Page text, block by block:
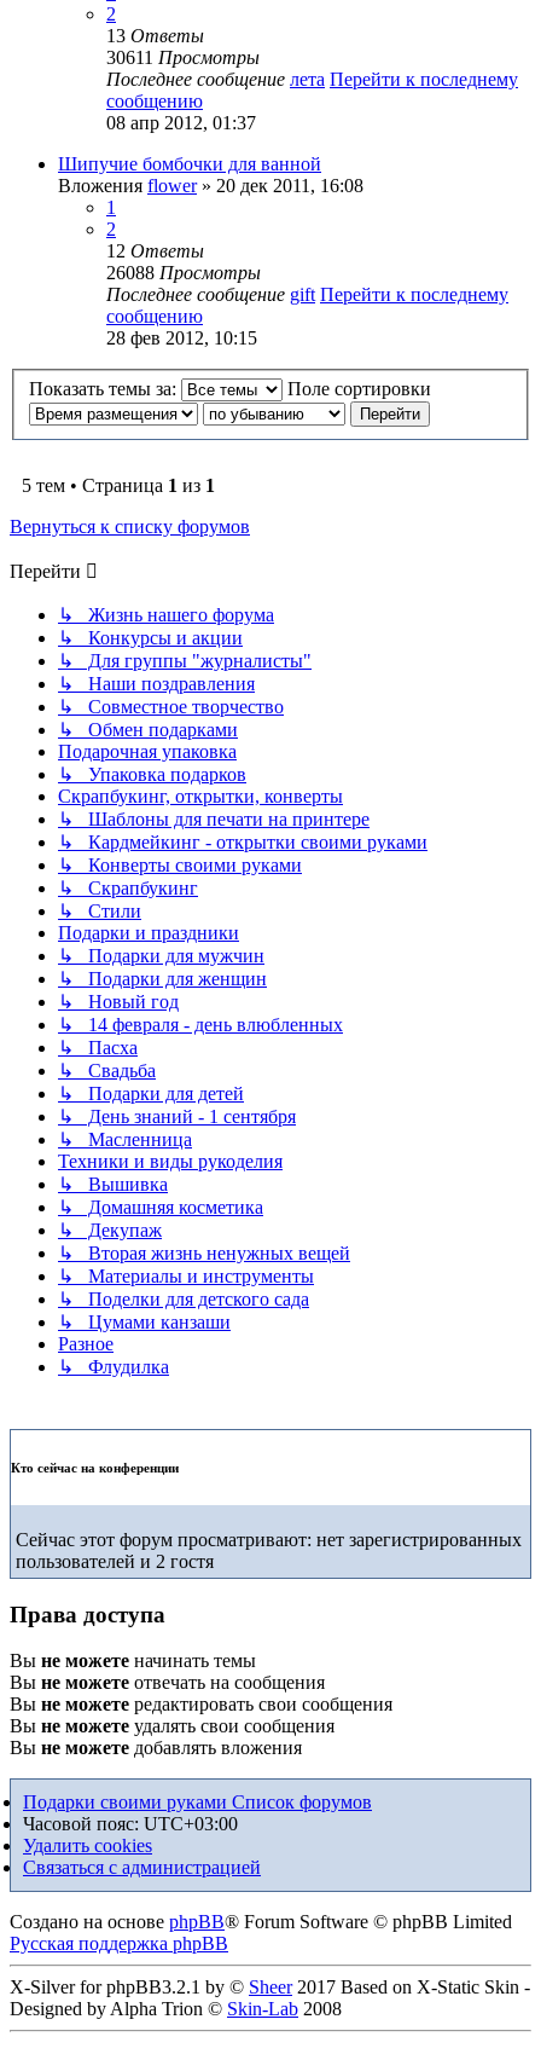
2
13 Ответы
30611 Просмотры
Последнее сообщение лета Перейти к последнему
сообщению
08 апр 2012, 01:37
Шипучие бомбочки для ванной
Вложения flower» 20 дек 2011, 16:08
1
2
12 Ответы
26088 Просмотры
Последнее сообщение gift Перейти к последнему
сообщению
28 фев 2012, 10:15
Показать темы за: Поле сортировки
5 тем • Страница 1 из 1
Вернуться к списку форумов
Перейти
↳ Жизнь нашего форума
↳ Конкурсы и акции
↳ Для группы "журналисты"
↳ Наши поздравления
↳ Совместное творчество
↳ Обмен подарками
Подарочная упаковка
↳ Упаковка подарков
Скрапбукинг, открытки, конверты
↳ Шаблоны для печати на принтере
↳ Кардмейкинг - открытки своими руками
↳ Конверты своими руками
↳ Скрапбукинг
↳ Стили
Подарки и праздники
↳ Подарки для мужчин
↳ Подарки для женщин
↳ Новый год
↳ 14 февраля - день влюбленных
↳ Пасха
↳ Свадьба
↳ Подарки для детей
↳ День знаний - 1 сентября
↳ Масленница
Техники и виды рукоделия
↳ Вышивка
↳ Домашняя косметика
↳ Декупаж
↳ Вторая жизнь ненужных вещей
↳ Материалы и инструменты
↳ Поделки для детского сада
↳ Цумами канзаши
Разное
↳ Флудилка
Кто сейчас на конференции
Сейчас этот форум просматривают: нет зарегистрированных
пользователей и 2 гостя
Права доступа
Вы не можете начинать темы
Вы не можете отвечать на сообщения
Вы не можете редактировать свои сообщения
Вы не можете удалять свои сообщения
Вы не можете добавлять вложения
Подарки своими руками Список форумов
Часовой пояс: UTC+03:00
Удалить cookies
Связаться с администрацией
Создано на основе phpBB® Forum Software © phpBB Limited
Русская поддержка phpBB
X-Silver for phpBB3.2.1 by © Sheer2017 Based on X-Static Skin -
Designed by Alpha Trion © Skin-Lab 2008